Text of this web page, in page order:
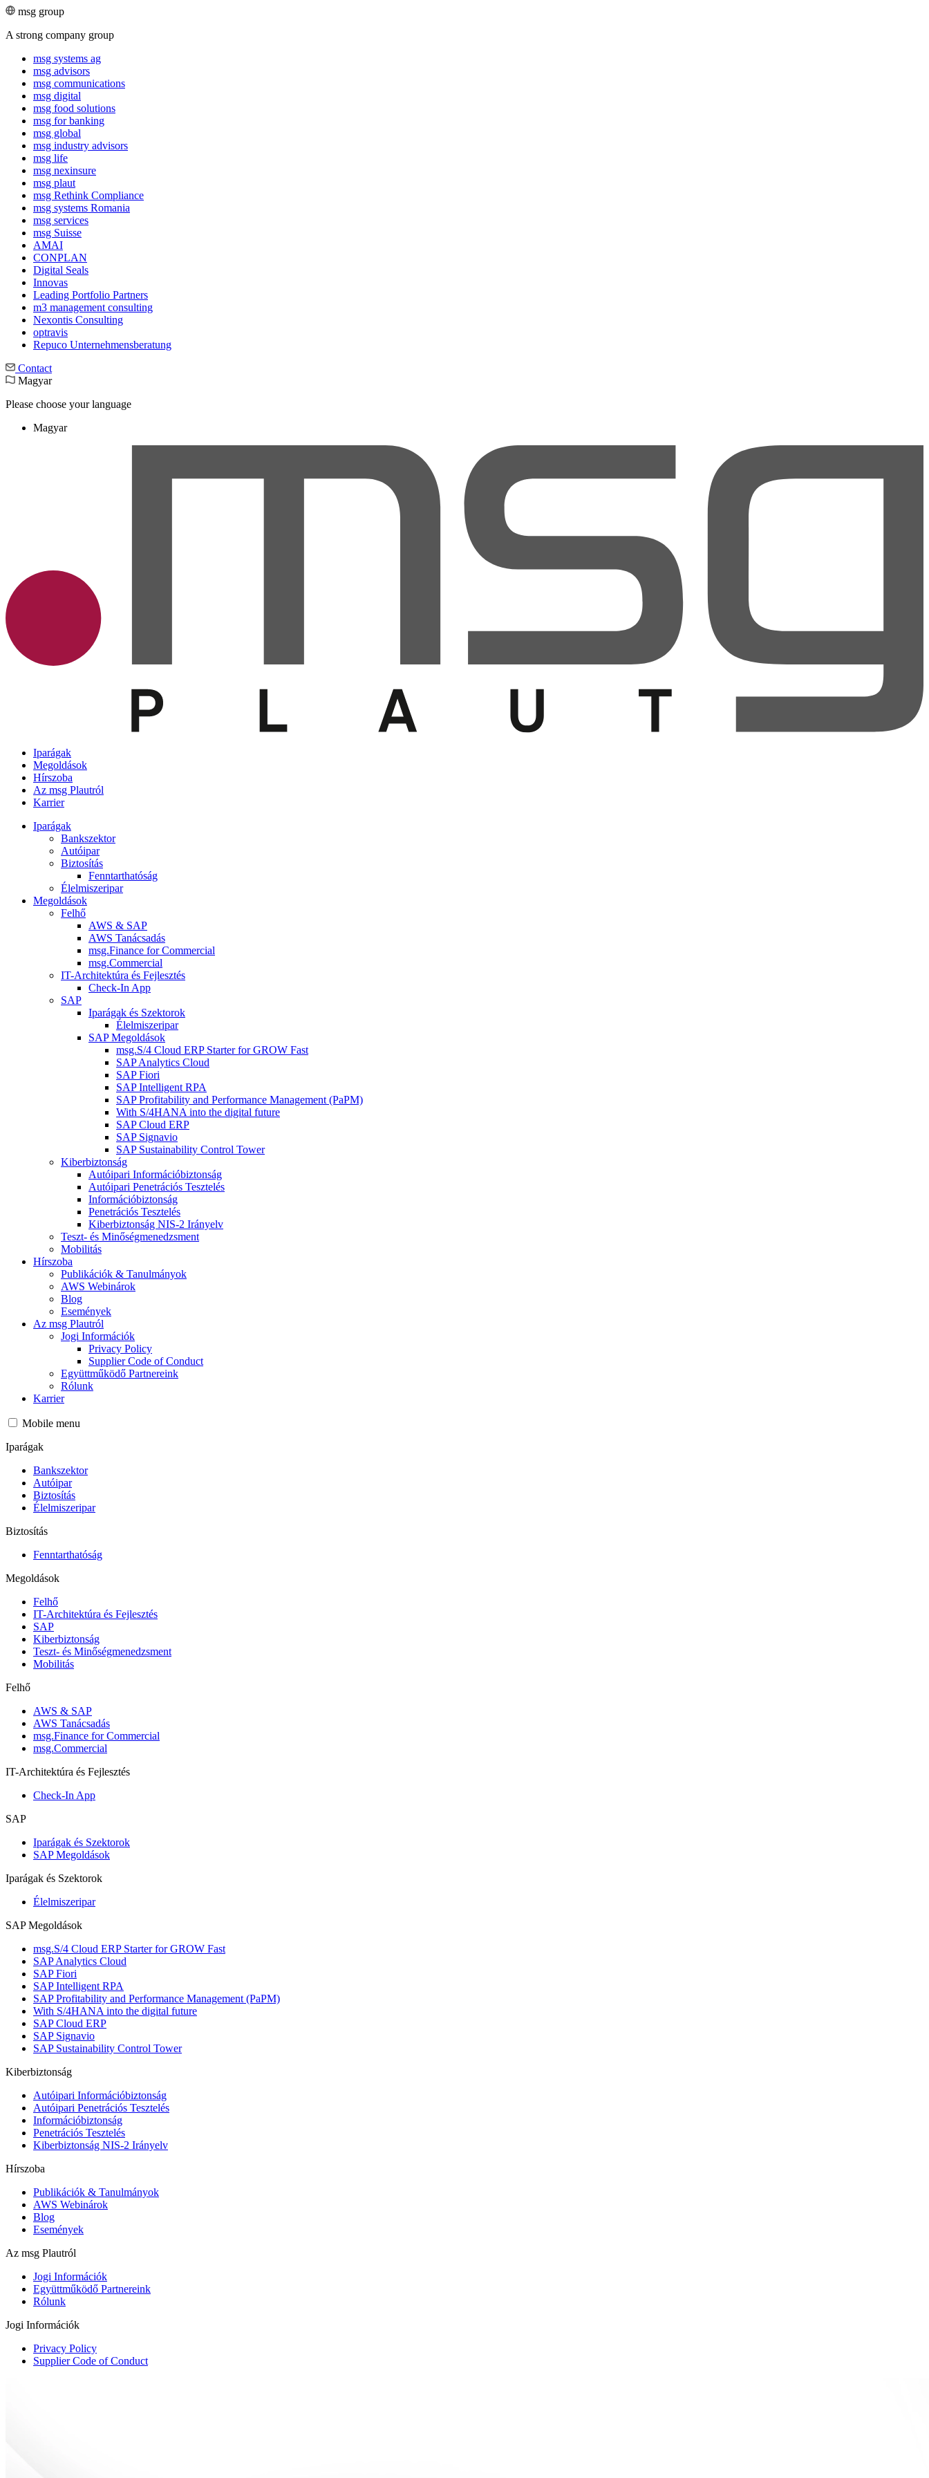
msg group
A strong company group
msg systems ag
msg advisors
msg commu­ni­ca­tions
msg digital
msg food solutions
msg for banking
msg global
msg industry advisors
msg life
msg nexinsure
msg plaut
msg Rethink Compli­ance
msg systems Romania
msg services
msg Suisse
AMAI
CONPLAN
Digital Seals
Innovas
Leading Port­folio Partners
m3 manage­ment consul­ting
Nexontis Consulting
optravis
Repuco Unternehmensberatung
Contact
Magyar
Please choose your language
Magyar
Iparágak
Megoldások
Hírszoba
Az msg Plautról
Karrier
Iparágak
Bankszektor
Autóipar
Biztosítás
Fenntarthatóság
Élelmiszeripar
Megoldások
Felhő
AWS & SAP
AWS Tanácsadás
msg.Finance for Commercial
msg.Commercial
IT-Architektúra és Fejlesztés
Check-In App
SAP
Iparágak és Szektorok
Élelmiszeripar
SAP Megoldások
msg.S/4 Cloud ERP Starter for GROW Fast
SAP Analytics Cloud
SAP Fiori
SAP Intelligent RPA
SAP Profitability and Performance Management (PaPM)
With S/4HANA into the digital future
SAP Cloud ERP
SAP Signavio
SAP Sustainability Control Tower
Kiberbiztonság
Autóipari Információbiztonság
Autóipari Penetrációs Tesztelés
Információbiztonság
Penetrációs Tesztelés
Kiberbiztonság NIS-2 Irányelv
Teszt- és Minőségmenedzsment
Mobilitás
Hírszoba
Publikációk & Tanulmányok
AWS Webinárok
Blog
Események
Az msg Plautról
Jogi Információk
Privacy Policy
Supplier Code of Conduct
Együttműködő Partnereink
Rólunk
Karrier
Mobile menu
Iparágak
Bankszektor
Autóipar
Biztosítás
Élelmiszeripar
Biztosítás
Fenntarthatóság
Megoldások
Felhő
IT-Architektúra és Fejlesztés
SAP
Kiberbiztonság
Teszt- és Minőségmenedzsment
Mobilitás
Felhő
AWS & SAP
AWS Tanácsadás
msg.Finance for Commercial
msg.Commercial
IT-Architektúra és Fejlesztés
Check-In App
SAP
Iparágak és Szektorok
SAP Megoldások
Iparágak és Szektorok
Élelmiszeripar
SAP Megoldások
msg.S/4 Cloud ERP Starter for GROW Fast
SAP Analytics Cloud
SAP Fiori
SAP Intelligent RPA
SAP Profitability and Performance Management (PaPM)
With S/4HANA into the digital future
SAP Cloud ERP
SAP Signavio
SAP Sustainability Control Tower
Kiberbiztonság
Autóipari Információbiztonság
Autóipari Penetrációs Tesztelés
Információbiztonság
Penetrációs Tesztelés
Kiberbiztonság NIS-2 Irányelv
Hírszoba
Publikációk & Tanulmányok
AWS Webinárok
Blog
Események
Az msg Plautról
Jogi Információk
Együttműködő Partnereink
Rólunk
Jogi Információk
Privacy Policy
Supplier Code of Conduct